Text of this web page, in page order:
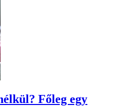
Főleg egy